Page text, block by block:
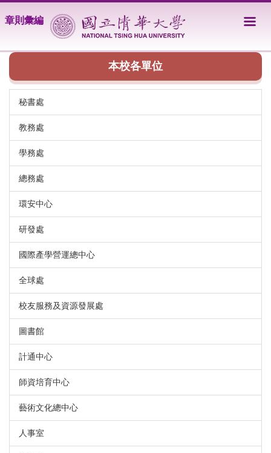
到
內
區
章則彙編
本校各單位
秘書處
教務處
學務處
總務處
環安中心
研發處
國際產學營運總中心
全球處
校友服務及資源發展處
圖書館
計通中心
師資培育中心
藝術文化總中心
人事室